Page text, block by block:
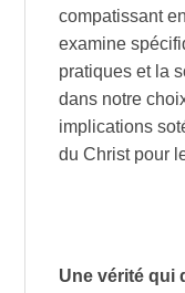
compatissant
examine
pratiques et la
dans notre
implications
du Christ pour
Une vérité qui